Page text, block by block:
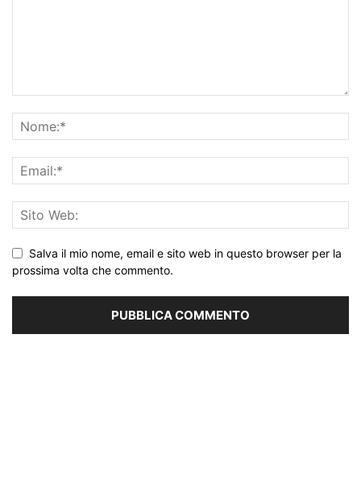
Salva il mio nome, email e sito web in questo browser per la
prossima volta che commento.